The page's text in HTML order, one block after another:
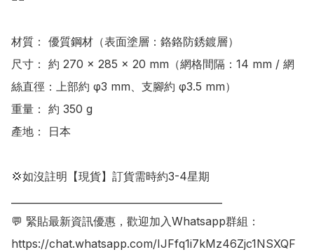
材質： 優質鋼材（表面塗層：鉻鉻防銹鍍層）
尺寸： 約 270 × 285 × 20 mm（網格間隔：14 mm / 網
絲直徑：上部約 φ3 mm、支腳約 φ3.5 mm）
重量： 約 350 g
產地： 日本
💢如沒註明【現貨】訂貨需時約3-4星期
💬 緊貼最新資訊優惠，歡迎加入Whatsapp群組：
https://chat.whatsapp.com/IJFfq1i7kMz46Zjc1NSXQF